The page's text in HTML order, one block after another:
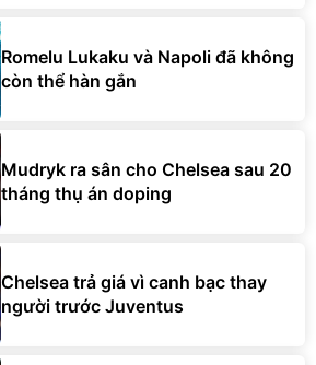
Romelu Lukaku và Napoli đã không
còn thể hàn gắn
Mudryk ra sân cho Chelsea sau 20
tháng thụ án doping
Chelsea trả giá vì canh bạc thay
người trước Juventus